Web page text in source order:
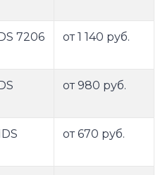
7206
от 1 140 руб.
от 980 руб.
от 670 руб.